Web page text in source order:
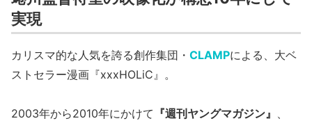
実現
カリスマ的な人気を誇る創作集団・ CLAMPによる、大ベ
ストセラー漫画『xxxHOLiC』。
2003年から2010年にかけて 『週刊ヤングマガジン』 、